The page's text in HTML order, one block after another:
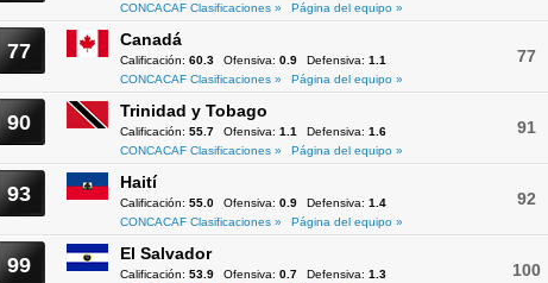
CONCACAF Clasificaciones »
Página del equipo »
77 Canadá
Calificación: 60.3 Ofensiva: 0.9 Defensiva: 1.1
CONCACAF Clasificaciones »
Página del equipo »
77
90 Trinidad y Tobago
Calificación: 55.7 Ofensiva: 1.1 Defensiva: 1.6
CONCACAF Clasificaciones »
Página del equipo »
91
93 Haití
Calificación: 55.0 Ofensiva: 0.9 Defensiva: 1.4
CONCACAF Clasificaciones »
Página del equipo »
92
99 El Salvador
Calificación: 53.9 Ofensiva: 0.7 Defensiva: 1.3
100